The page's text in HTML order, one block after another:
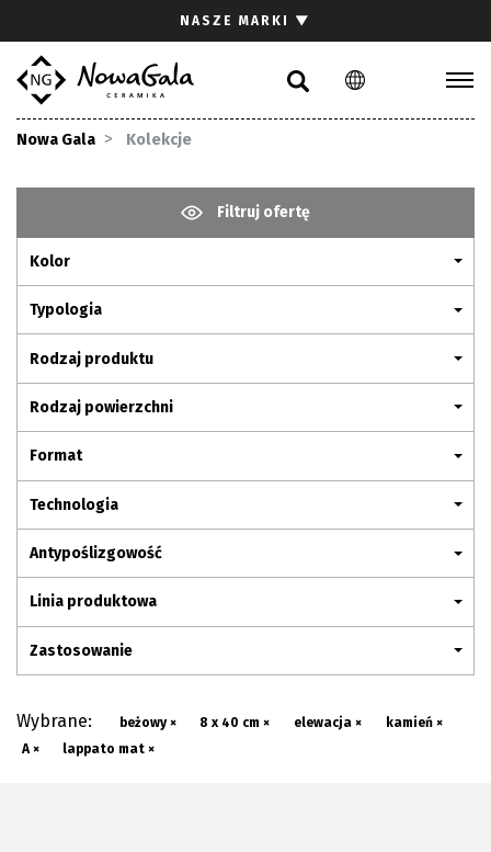
PL EN
NASZE MARKI ▼
Nowa Gala Kolekcje
Filtruj ofertę
Kolor
Typologia
Rodzaj produktu
Rodzaj powierzchni
Format
Technologia
Antypoślizgowość
Linia produktowa
Zastosowanie
Wybrane: beżowy × 8 x 40 cm × elewacja ×
kamień ×
A ×
lappato mat ×
Gdzie kupić
Pliki do pobrania
Pytania i odpowiedzi
Kariera
Kontakt
Komunikacja z akcjonariuszami